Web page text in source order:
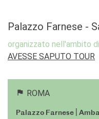
stranieri
ARTI
Palazzo Farnese -
organizzato nell'ambito
AVESSE SAPUTO TOUR
ROMA
Palazzo Farnese |